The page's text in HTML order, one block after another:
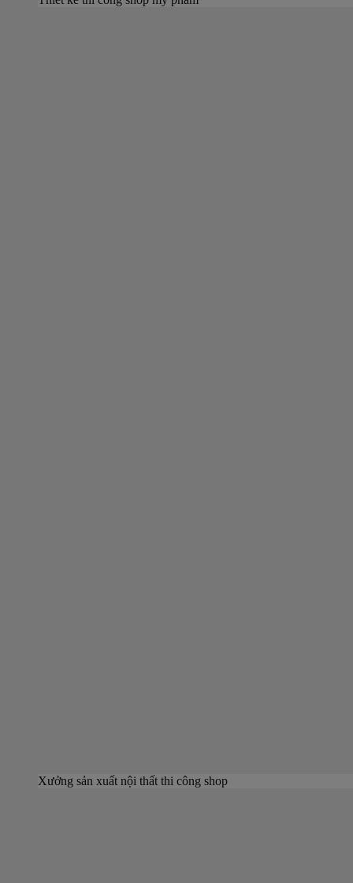
Xưởng sản xuất nội thất thi công shop